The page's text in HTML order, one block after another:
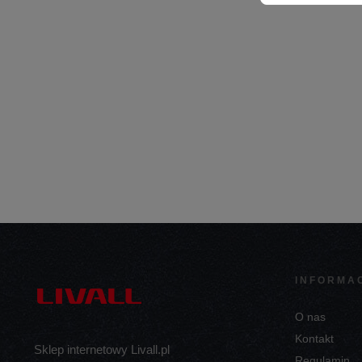
Sklep internetowy Livall.pl
O nas
Kontakt